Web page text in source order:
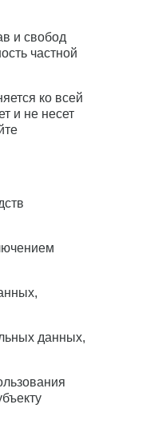
и свобод
частной
ко всей
и не несет
данных,